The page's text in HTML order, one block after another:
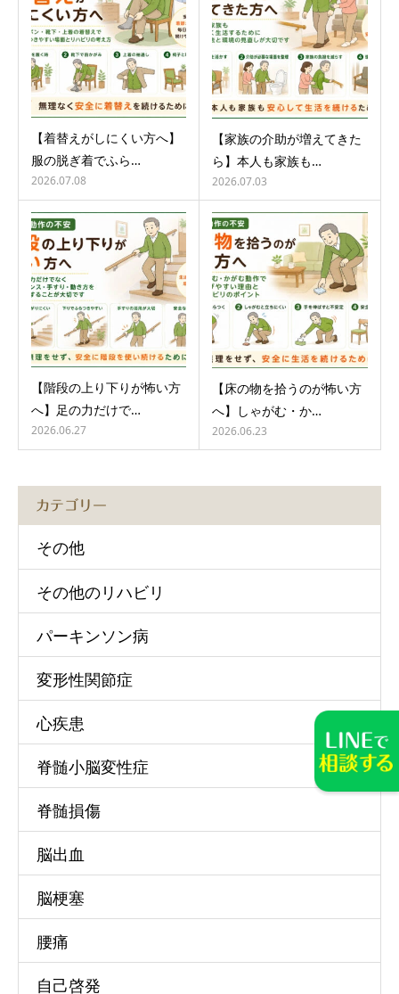
【着替えがしにくい方へ】
服の脱ぎ着でふら…
2026.07.08
【家族の介助が増えてきた
ら】本人も家族も…
2026.07.03
【階段の上り下りが怖い方
へ】足の力だけで…
2026.06.27
【床の物を拾うのが怖い方
へ】しゃがむ・か…
2026.06.23
カテゴリー
その他
その他のリハビリ
パーキンソン病
変形性関節症
心疾患
脊髄小脳変性症
脊髄損傷
脳出血
脳梗塞
腰痛
自己啓発
TEL